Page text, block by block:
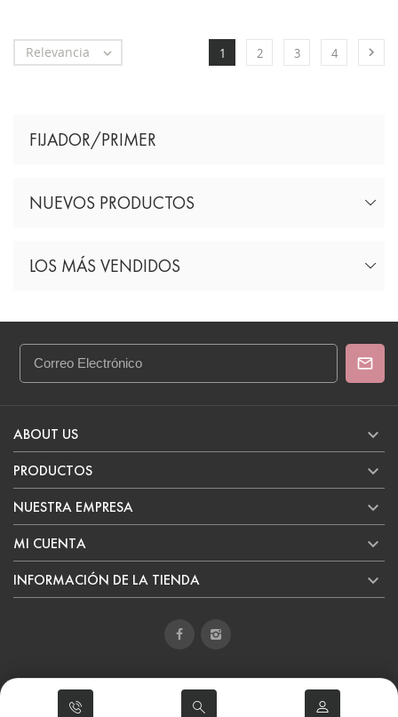
FIJADOR/PRIMER
NUEVOS PRODUCTOS
LOS MÁS VENDIDOS
Relevancia  1 2 3 4 
ABOUT US 
PRODUCTOS 
NUESTRA EMPRESA 
MI CUENTA 
INFORMACIÓN DE LA TIENDA 